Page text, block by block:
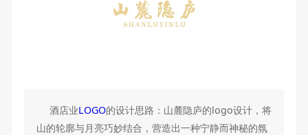
酒店业LOGO的设计思路：山麓隐庐的logo设计，将
山的轮廓与月亮巧妙结合，营造出一种宁静而神秘的氛